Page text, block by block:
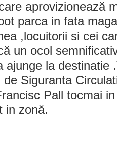
aprovizionează
parca in fata
,locuitorii si cei
un ocol
ajunge la destinatie
de Siguranta
Pall tocmai
in zonă.